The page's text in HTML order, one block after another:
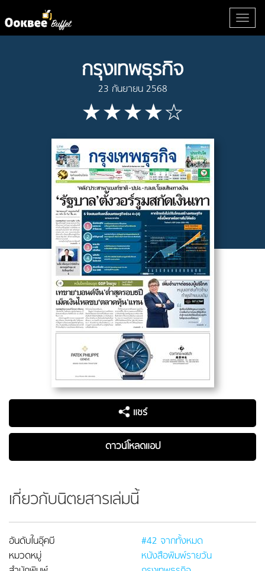
กรุงเทพธุรกิจ
23 กันยายน 2568
แชร์
ดาวน์โหลดแอป
เกี่ยวกับนิตยสารเล่มนี้
อันดับในอุ๊คบี
#42 จากทั้งหมด
หมวดหมู่
หนังสือพิมพ์รายวัน